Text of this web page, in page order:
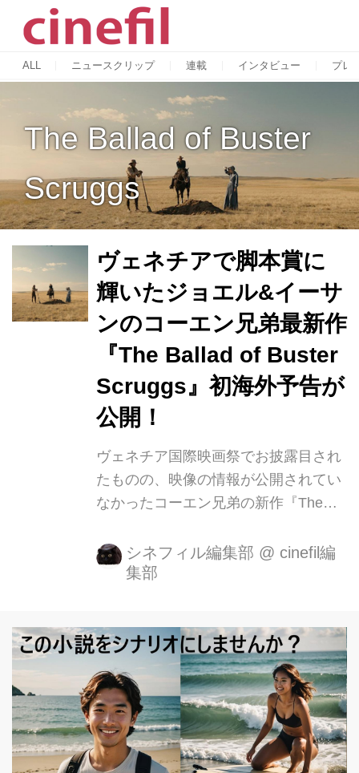
ALL ニュースクリップ 連載 インタビュー プレ
The Ballad of Buster
Scruggs
ヴェネチアで脚本賞に
輝いたジョエル&イーサ
ンのコーエン兄弟最新作
『The Ballad of Buster
Scruggs』初海外予告が
公開！
ヴェネチア国際映画祭でお披露目され
たものの、映像の情報が公開されてい
なかったコーエン兄弟の新作『The
告が公開されました。 ヴェネチアでは
見事に脚本賞を受賞した作品で、映像
ジーシリーズとして製作されたもの
が、映画となりました。 映画は、ウエ
スタンですが、予告からも魅力が伝わ
る仕上がりになっていそうで、海外で
の評判が高まるばかりです。 出演陣は
ティム・ブレイク・ネルソン、ジェー
シネフィル編集部 @ cinefil編
集部